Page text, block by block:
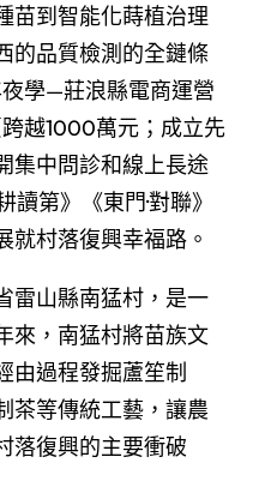
苗到智能化蒔植治理
的品質檢測的全鏈條
學—莊浪縣電商運營
越1000萬元；成立先
集中問診和線上長途
讀第》《東門·對聯》
就村落復興幸福路。
雷山縣南猛村，是一
來，南猛村將苗族文
由過程發掘蘆笙制
茶等傳統工藝，讓農
落復興的主要衝破